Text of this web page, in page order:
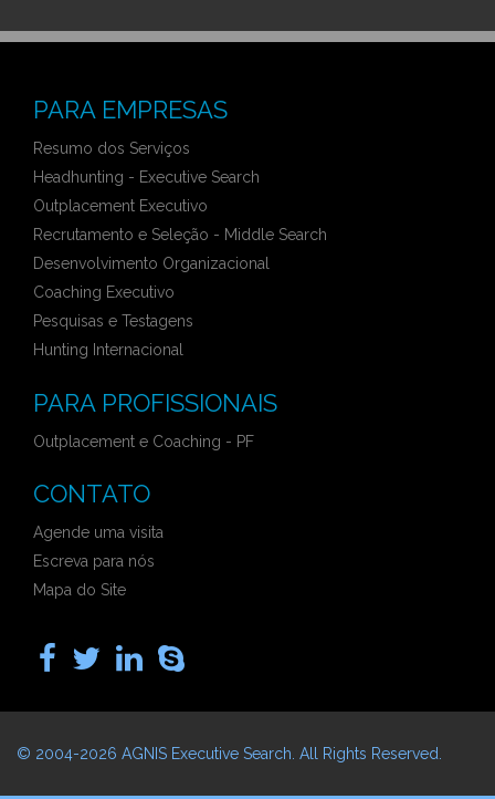
PARA EMPRESAS
Resumo dos Serviços
Headhunting - Executive Search
Outplacement Executivo
Recrutamento e Seleção - Middle Search
Desenvolvimento Organizacional
Coaching Executivo
Pesquisas e Testagens
Hunting Internacional
PARA PROFISSIONAIS
Outplacement e Coaching - PF
CONTATO
Agende uma visita
Escreva para nós
Mapa do Site
© 2004-2026 AGNIS Executive Search . All Rights Reserved.